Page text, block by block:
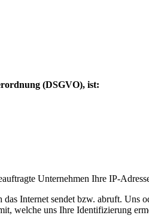
(DSGVO), ist:
Unternehmen Ihre IP-
Internet sendet bzw. abruft.
welche uns Ihre Identifizierung